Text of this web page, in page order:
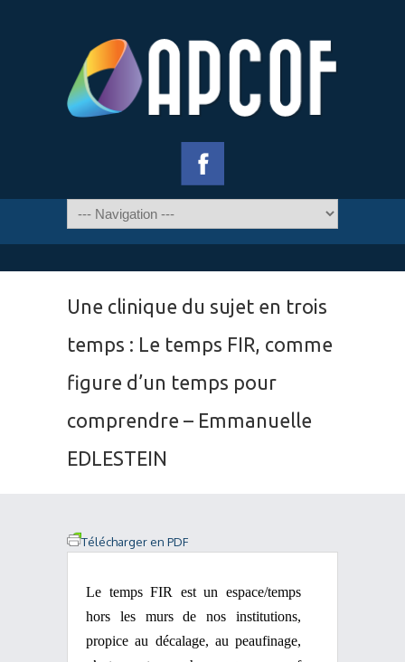
Une clinique du sujet en trois
temps : Le temps FIR, comme
figure d’un temps pour
comprendre – Emmanuelle
EDLESTEIN
Télécharger en PDF
Le temps FIR est un espace/temps
hors les murs de nos institutions,
propice au décalage, au peaufinage,